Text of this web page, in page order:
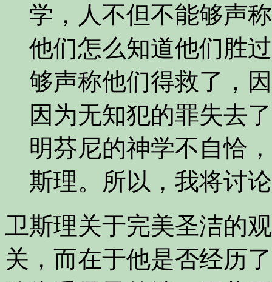
学，人不但不能够声
他们怎么知道他们胜
够声称他们得救了，
因为无知犯的罪失去
明芬尼的神学不自恰
斯理。所以，我将讨
卫斯理关于完美圣洁的
关，而在于他是否经历